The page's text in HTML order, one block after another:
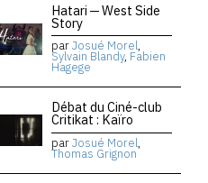
Hatari — West Side
Story
parJosué Morel,
Sylvain Blandy, Fabien
Hagege
Débat du Ciné-club
Critikat : Kaïro
parJosué Morel,
Thomas Grignon